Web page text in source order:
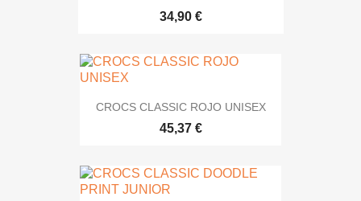
34,90 €
CROCS CLASSIC ROJO UNISEX
45,37 €